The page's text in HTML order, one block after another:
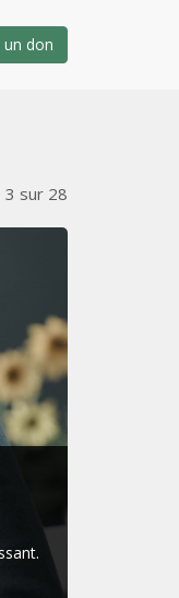
un don
3 sur 28